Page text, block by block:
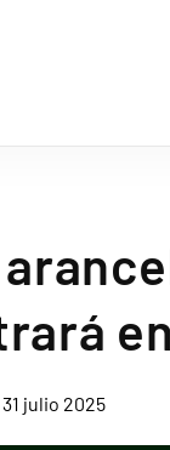
31 julio 2025